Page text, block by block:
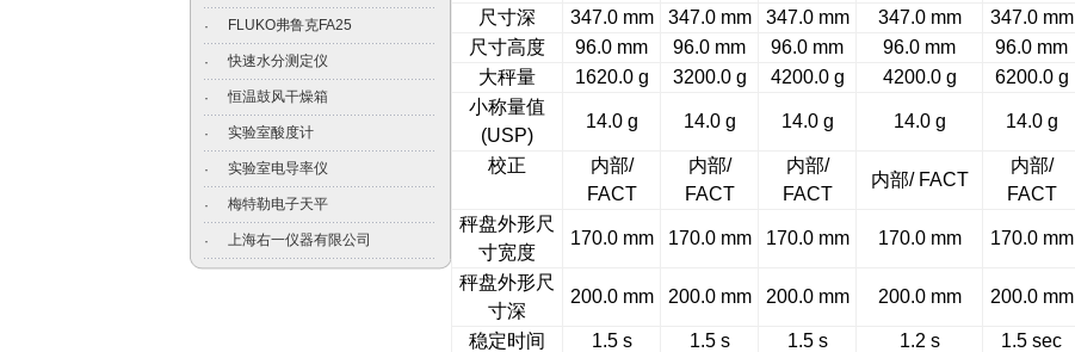
· FLUKO弗鲁克FA25
· 快速水分测定仪
· 恒温鼓风干燥箱
· 实验室酸度计
· 实验室电导率仪
· 梅特勒电子天平
· 上海右一仪器有限公司
尺寸深
347.0 mm 347.0 mm 347.0 mm 347.0 mm 347.0 mm
尺寸高度
96.0 mm 96.0 mm 96.0 mm 96.0 mm 96.0 mm
大秤量
1620.0 g 3200.0 g 4200.0 g 4200.0 g 6200.0 g
小称量值
(USP)
14.0 g 14.0 g 14.0 g 14.0 g 14.0 g
校正
内部/
FACT
内部/
FACT
内部/
FACT
内部/ FACT
内部/
FACT
秤盘外形尺
寸宽度
170.0 mm 170.0 mm 170.0 mm 170.0 mm 170.0 mm
秤盘外形尺
寸深
200.0 mm 200.0 mm 200.0 mm 200.0 mm 200.0 mm
稳定时间 1.5 s 1.5 s 1.5 s 1.2 s 1.5 sec